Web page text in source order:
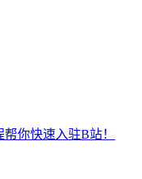
你快速入驻B站！